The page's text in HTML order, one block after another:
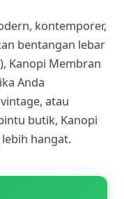
kontemporer,
bentangan lebar
Kanopi Membran
Anda
atau
butik, Kanopi
hangat.